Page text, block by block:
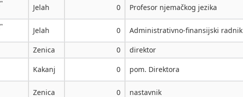
Jelah 0 Profesor njemačkog jezika
Jelah 0 Administrativno-finansijski radnik
Zenica 0 direktor
Kakanj 0 pom. Direktora
Zenica 0 nastavnik